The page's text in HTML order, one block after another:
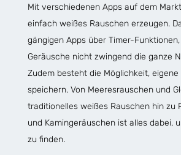
Mit verschiedenen Apps auf dem
einfach weißes Rauschen erzeugen.
gängigen Apps über Timer-
Geräusche nicht zwingend die ganze
Zudem besteht die Möglichkeit, eigene
speichern. Von Meeresrauschen und
traditionelles weißes Rauschen hin zu
und Kamingeräuschen ist alles dabei,
zu finden.